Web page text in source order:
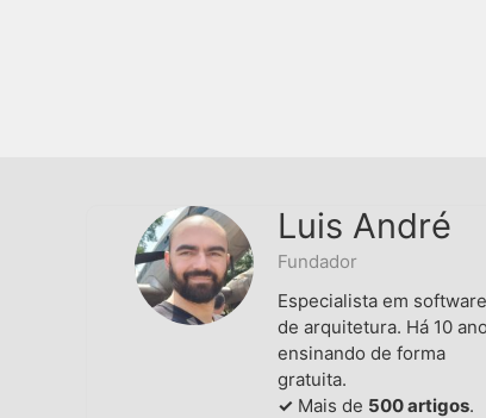
Luis André
Fundador
Especialista em
de arquitetura. Há 10
ensinando de forma
gratuita.
✓ Mais de 500 artigos.